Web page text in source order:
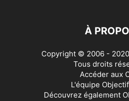
À
Copyright © 2006 -
Tous droits
Accéder aux
L'équipe
Découvrez également